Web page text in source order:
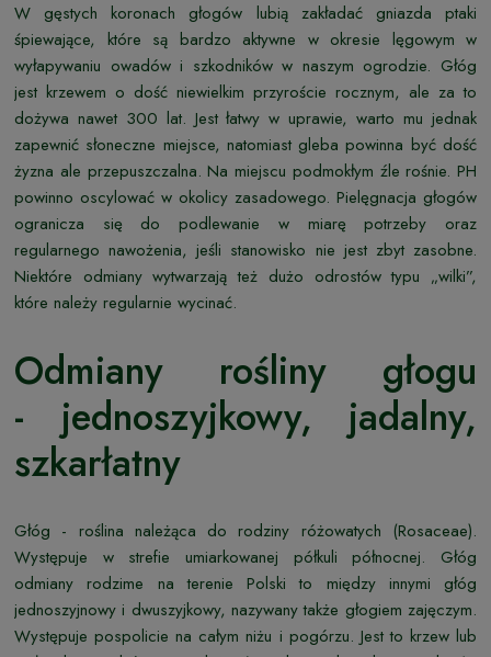
W gęstych koronach głogów lubią zakładać gniazda ptaki
śpiewające, które są bardzo aktywne w okresie lęgowym w
wyłapywaniu owadów i szkodników w naszym ogrodzie. Głóg
jest krzewem o dość niewielkim przyroście rocznym, ale za to
dożywa nawet 300 lat. Jest łatwy w uprawie, warto mu jednak
zapewnić słoneczne miejsce, natomiast gleba powinna być dość
żyzna ale przepuszczalna. Na miejscu podmokłym źle rośnie. PH
powinno oscylować w okolicy zasadowego. Pielęgnacja głogów
ogranicza się do podlewanie w miarę potrzeby oraz
regularnego nawożenia, jeśli stanowisko nie jest zbyt zasobne.
Niektóre odmiany wytwarzają też dużo odrostów typu „wilki”,
które należy regularnie wycinać.
Odmiany rośliny głogu
- jednoszyjkowy, jadalny,
szkarłatny
Głóg - roślina należąca do rodziny różowatych (Rosaceae).
Występuje w strefie umiarkowanej półkuli północnej. Głóg
odmiany rodzime na terenie Polski to między innymi głóg
jednoszyjnowy i dwuszyjkowy, nazywany także głogiem zajęczym.
Występuje pospolicie na całym niżu i pogórzu. Jest to krzew lub